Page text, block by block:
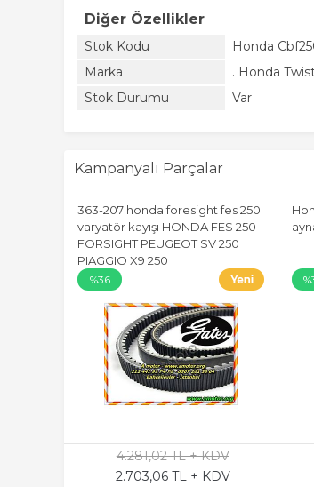
Diğer Özellikler
Stok Kodu
Honda
Marka
. Honda
Stok Durumu
Var
Kampanyalı Parçalar
363-207 honda foresight fes 250
varyatör kayışı HONDA FES 250
FORSIGHT PEUGEOT SV 250
PIAGGIO X9 250
%36
4.281,02 TL + KDV
2.703,06 TL + KDV